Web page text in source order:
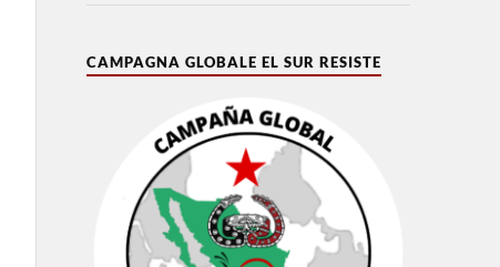
CAMPAGNA GLOBALE EL SUR RESISTE